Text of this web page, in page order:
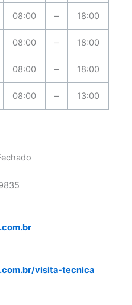
08:00 – 18:00
08:00 – 18:00
08:00 – 18:00
08:00 – 13:00
visita-tecnica